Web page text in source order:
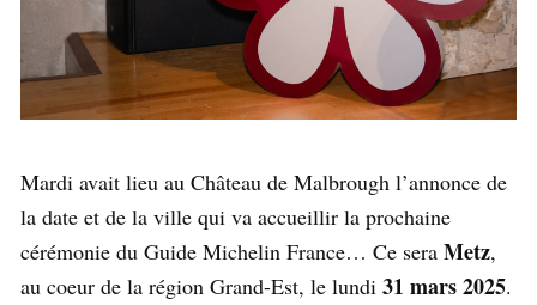
Mardi avait lieu au Château de Malbrough l’annonce de
la date et de la ville qui va accueillir la prochaine
cérémonie du Guide Michelin France… Ce sera Metz,
au coeur de la région Grand-Est, le lundi 31 mars 2025.